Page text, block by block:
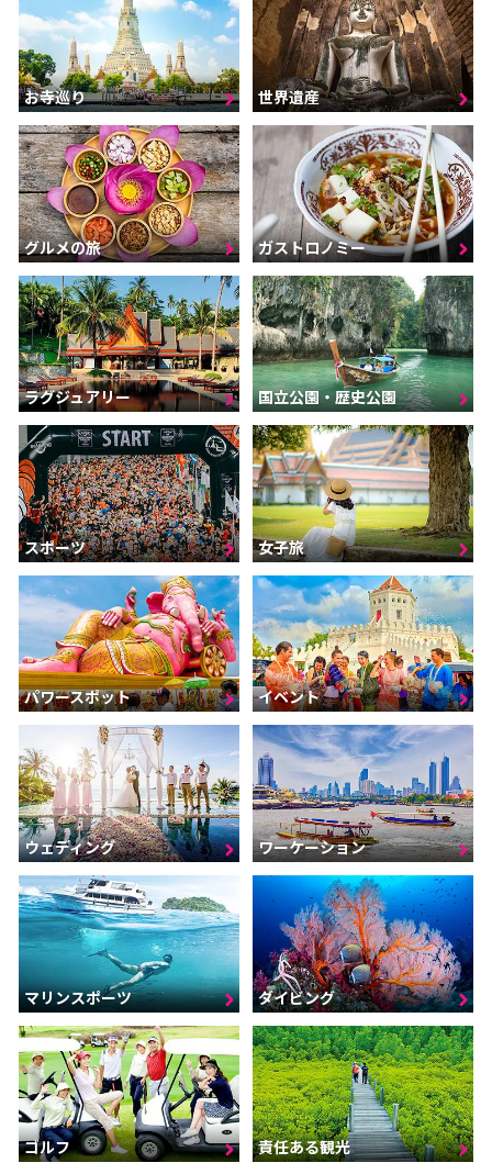
お寺巡り 世界遺産
グルメの旅 ガストロノミー
ラグジュアリー 国立公園・歴史公園
スポーツ 女子旅
パワースポット イベント
ウェディング ワーケーション
マリンスポーツ ダイビング
ゴルフ 責任ある観光